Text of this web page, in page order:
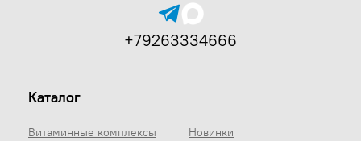
Каталог
Витаминные комплексы
Новинки
+79263334666